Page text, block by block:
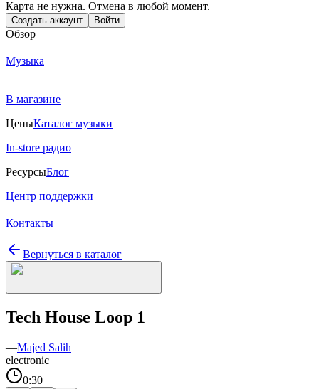
Карта не нужна. Отмена в любой момент.
Создать аккаунт Войти
Обзор
Музыка
В магазине
ЦеныКаталог музыки
In-store радио
РесурсыБлог
Центр поддержки
Контакты
Вернуться в каталог
Tech House Loop 1
—Majed Salih
electronic
0:30